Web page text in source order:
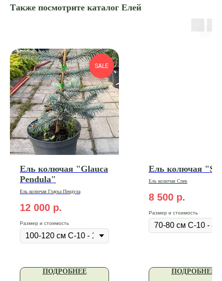
Также посмотрите каталог Елей
SALE
Ель колючая "Glauca
Pendula"
Ель колючая Глаука Пендула
12 000 р.
Размер и стоимость
ПОДРОБНЕЕ
Ель колючая
Ель колючая Спек
8 500 р.
Размер и стоимость
ПОДРОБНЕЕ